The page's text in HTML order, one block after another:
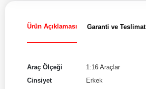
Ürün Açıklaması Garanti ve Teslimat
Araç Ölçeği
1:16 Araçlar
Cinsiyet
Erkek